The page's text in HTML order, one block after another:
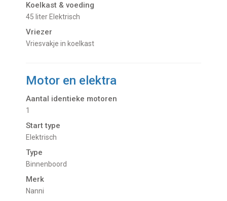
Koelkast & voeding
45 liter Elektrisch
Vriezer
Vriesvakje in koelkast
Motor en elektra
Aantal identieke motoren
1
Start type
Elektrisch
Type
Binnenboord
Merk
Nanni